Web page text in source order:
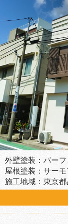
外壁塗装：パー
屋根塗装：サー
施工地域：東京都